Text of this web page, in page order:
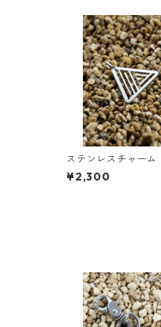
ステンレスチャーム
RIC PLANTS ロゴ｜
高級仕上げ 【日本製
¥2,300